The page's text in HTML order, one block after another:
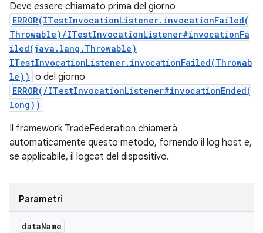
Deve essere chiamato prima del giorno
ERROR(ITestInvocationListener.invocationFailed(
Throwable)/ITestInvocationListener#invocationFa
iled(java.lang.Throwable)
ITestInvocationListener.invocationFailed(Throwab
le)) o del giorno
ERROR(/ITestInvocationListener#invocationEnded(
long))
Il framework TradeFederation chiamerà
automaticamente questo metodo, fornendo il log host e,
se applicabile, il logcat del dispositivo.
Parametri
dataName